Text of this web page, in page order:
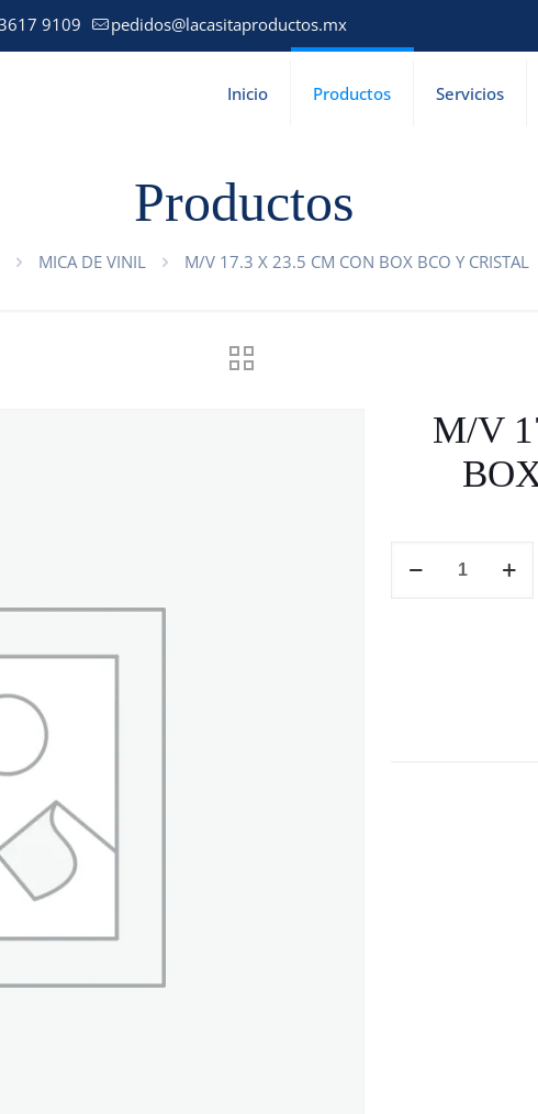
9109 pedidos@lacasitaproductos.mx
Inicio Productos Servicios
Productos
MICA DE VINIL M/V 17.3 X 23.5 CM CON BOX BCO Y CRISTAL
M/V